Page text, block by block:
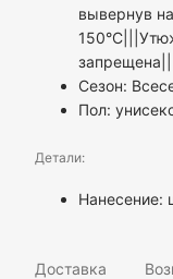
вывернув
Сезон:
Пол:
Детали:
Нанесение:
Доставка